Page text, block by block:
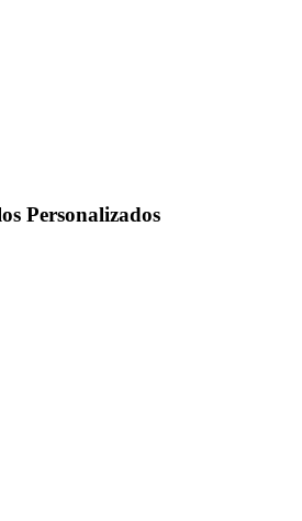
Personalizados